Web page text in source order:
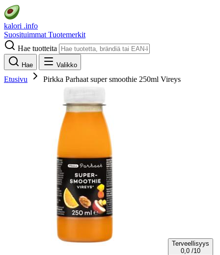
kalori .info
Suosituimmat Tuotemerkit
Hae tuotteita
Hae Valikko
Etusivu Pirkka Parhaat super smoothie 250ml Vireys
Terveellisyys
0,0 /10